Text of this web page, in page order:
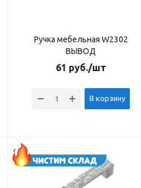
Ручка мебельная W2302
ВЫВОД
61 руб./шт
В корзину